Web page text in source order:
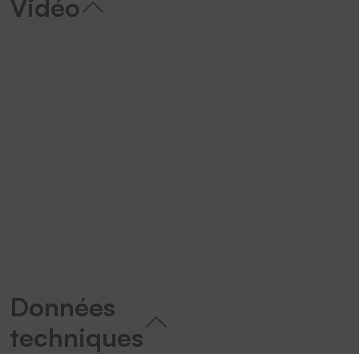
Vidéo
Accept
Données
techniques